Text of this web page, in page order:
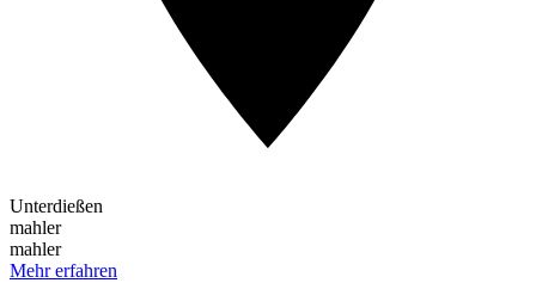
Unterdießen
mahler
mahler
Mehr erfahren